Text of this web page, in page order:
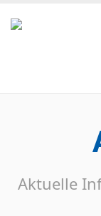
Aktuelle